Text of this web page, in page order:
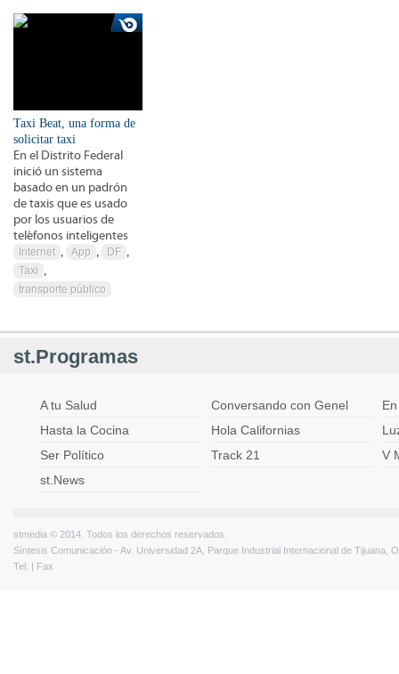
Taxi Beat, una forma de
solicitar taxi
En el Distrito Federal
inició un sistema
basado en un padrón
de taxis que es usado
por los usuarios de
teléfonos inteligentes
Internet , App , DF ,
Taxi ,
transporte público
st.Programas
A tu Salud Conversando con Genel
Hasta la Cocina
Hola Californias
Ser Político
Track 21
V
st.News
stmedia © 2014. Todos los derechos reservados.
Síntesis Comunicación - Av. Universidad 2A, Parque Industrial Internacional de Tijuana,
Tel. | Fax